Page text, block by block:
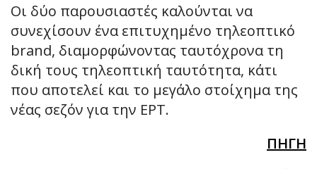
Οι δύο παρουσιαστές καλούνται να
συνεχίσουν ένα επιτυχημένο τηλεοπτικό
brand, διαμορφώνοντας ταυτόχρονα τη
δική τους τηλεοπτική ταυτότητα, κάτι
που αποτελεί και το μεγάλο στοίχημα της
νέας σεζόν για την ΕΡΤ.
ΠΗΓΗ